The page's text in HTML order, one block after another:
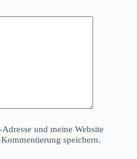
und meine Website
speichern.